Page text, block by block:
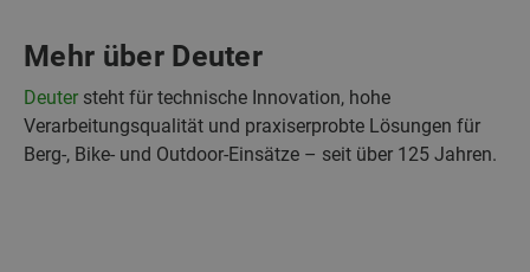
Mehr über Deuter
Deuter steht für technische Innovation, hohe
Verarbeitungsqualität und praxiserprobte Lösungen für
Berg‑, Bike‑ und Outdoor‑Einsätze – seit über 125 Jahren.